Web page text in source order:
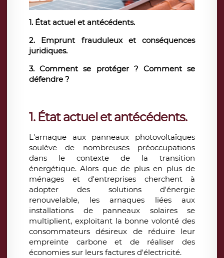
1. État actuel et antécédents.
2. Emprunt frauduleux et conséquences
juridiques.
3. Comment se protéger ? Comment se
défendre ?
1. État actuel et antécédents.
L'arnaque aux panneaux photovoltaïques
soulève de nombreuses préoccupations
dans le contexte de la transition
énergétique. Alors que de plus en plus de
ménages et d'entreprises cherchent à
adopter des solutions d'énergie
renouvelable, les arnaques liées aux
installations de panneaux solaires se
multiplient, exploitant la bonne volonté des
consommateurs désireux de réduire leur
empreinte carbone et de réaliser des
économies sur leurs factures d'électricité.